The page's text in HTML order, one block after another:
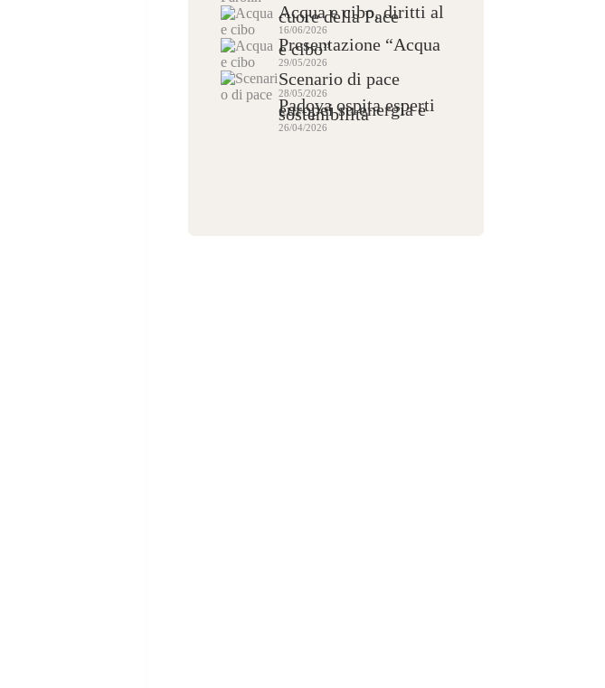
Acqua e cibo, diritti al
cuore della Pace
16/06/2026
Presentazione “Acqua
e cibo”
29/05/2026
Scenario di pace
28/05/2026
Padova ospita esperti
europei su energia e
sostenibilità
26/04/2026